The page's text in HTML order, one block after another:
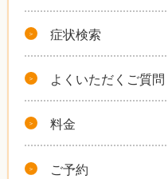
症状検索
よくいただくご質問
料金
ご予約